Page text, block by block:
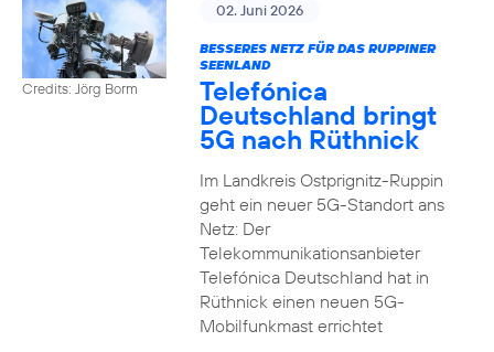
Credits: Jörg Borm
02. Juni 2026
BESSERES NETZ FÜR DAS RUPPINER
SEENLAND
Telefónica
Deutschland bringt
5G nach Rüthnick
Im Landkreis Ostprignitz-Ruppin
geht ein neuer 5G-Standort ans
Netz: Der
Telekommunikationsanbieter
Telefónica Deutschland hat in
Rüthnick einen neuen 5G-
Mobilfunkmast errichtet